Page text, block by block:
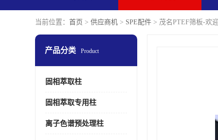
当前位置： 首页 > 供应商机 > SPE配件 > 茂名PTEF筛板-欢
产品分类 Product
固相萃取柱
固相萃取专用柱
离子色谱预处理柱